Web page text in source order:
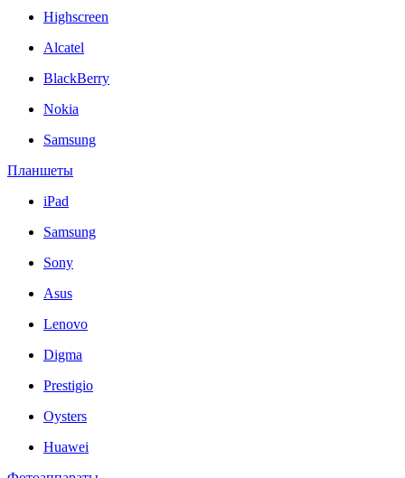
Highscreen
Alcatel
BlackBerry
Nokia
Samsung
Планшеты
iPad
Samsung
Sony
Asus
Lenovo
Digma
Prestigio
Oysters
Huawei